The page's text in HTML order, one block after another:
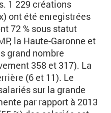
1 229 créations
ont été enregistrées
72 % sous statut
la Haute-Garonne et
grand nombre
358 et 317). La
(6 et 11). Le
sur la grande
par rapport à 2013